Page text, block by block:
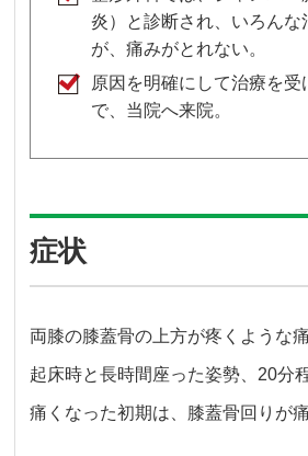
炎）と診断され、いろんな
が、痛みがとれない。
原因を明確にして治療を受
で、当院へ来院。
症状
両膝の膝蓋骨の上方が疼くような
起床時と長時間座った姿勢、20分
痛くなった初期は、膝蓋骨回りが痛